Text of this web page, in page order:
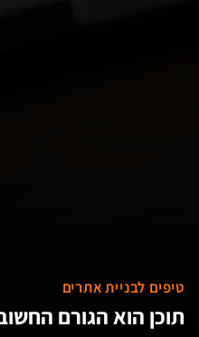
טיפים לבניית אתרים
תוכן הוא הגורם